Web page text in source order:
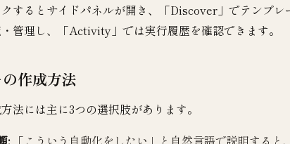
するとサイドパネルが開き、「Discover」でテンプ
管理し、「Activity」では実行履歴を確認できます。
作成方法
法には主に3つの選択肢があります。
:「こういう自動化をしたい」と自然言語で説明すると